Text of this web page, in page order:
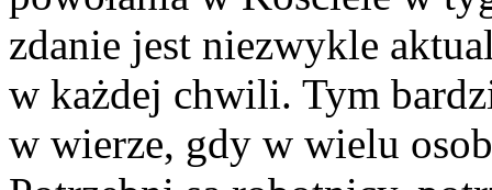
zdanie jest niezwykle
w każdej chwili. Tym
w wierze, gdy w wielu